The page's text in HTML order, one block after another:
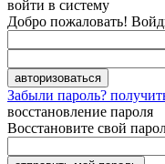
войти в систему
Добро пожаловать!
Забыли пароль?
восстановление пароля
Восстановите свой